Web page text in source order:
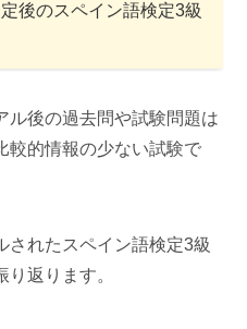
後のスペイン語検定3級
ル後の過去問や試験問題は
較的情報の少ない試験で
されたスペイン語検定3級
返ります。